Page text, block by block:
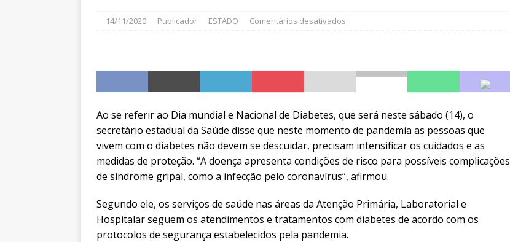
14/11/2020 Publicador ESTADO Comentários desativados
Ao se referir ao Dia mundial e Nacional de Diabetes, que será neste sábado (14), o
secretário estadual da Saúde disse que neste momento de pandemia as pessoas que
vivem com o diabetes não devem se descuidar, precisam intensificar os cuidados e as
medidas de proteção. “A doença apresenta condições de risco para possíveis complicações
de síndrome gripal, como a infecção pelo coronavírus”, afirmou.
Segundo ele, os serviços de saúde nas áreas da Atenção Primária, Laboratorial e
Hospitalar seguem os atendimentos e tratamentos com diabetes de acordo com os
protocolos de segurança estabelecidos pela pandemia.